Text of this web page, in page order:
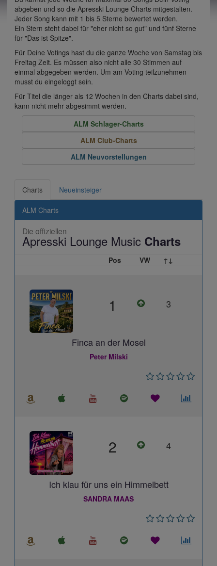
abgeben und so die Apresski Lounge Charts mitgestalten.
Jeder Song kann mit 1 bis 5 Sterne bewertet werden.
Ein Stern steht dabei für "eher nicht so gut" und fünf Sterne
für "Das ist Spitze".
Für Deine Votings hast du die ganze Woche von Samstag bis
Freitag Zeit. Es müssen also nicht alle 30 Stimmen auf
einmal abgegeben werden. Um am Voting teilzunehmen
musst du eingeloggt sein.
Für Titel die länger als 12 Wochen in den Charts dabei sind,
kann nicht mehr abgesimmt werden.
ALM Schlager-Charts
ALM Club-Charts
ALM Neuvorstellungen
Charts Neueinsteiger
ALM Charts
Die offiziellen
Apresski Lounge Music Charts
Pos VW ↑↓
1 3
Finca an der Mosel
Peter Milski
2 4
Ich klau für uns ein Himmelbett
SANDRA MAAS